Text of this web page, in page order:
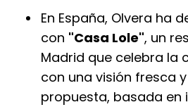
En España, Olvera ha
con "Casa Lole", un
Madrid que celebra la
con una visión fresca
propuesta, basada en